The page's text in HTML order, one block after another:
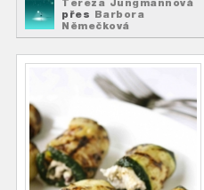
Tereza Jungmannová
přes Barbora
Němečková
naTop Recepty